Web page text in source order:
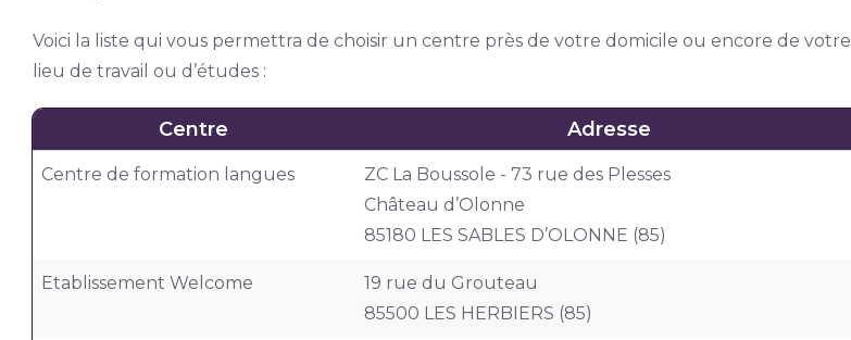
Voici la liste qui vous permettra de choisir un centre près de votre domicile ou encore de votre
lieu de travail ou d’études :
Centre Adresse
Centre de formation langues
ZC La Boussole - 73 rue des Plesses
Château d’Olonne
85180 LES SABLES D’OLONNE (85)
Etablissement Welcome
19 rue du Grouteau
85500 LES HERBIERS (85)